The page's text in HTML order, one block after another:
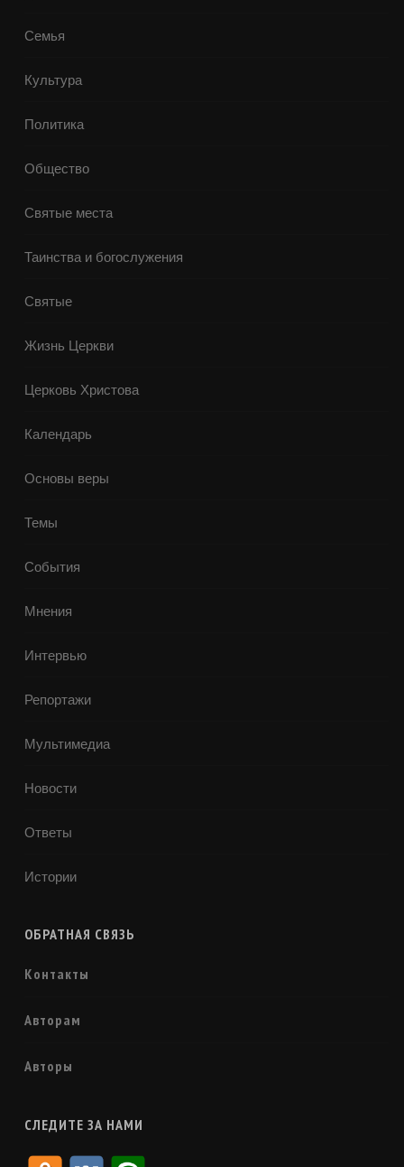
Семья
Культура
Политика
Общество
Святые места
Таинства и богослужения
Святые
Жизнь Церкви
Церковь Христова
Календарь
Основы веры
Темы
События
Мнения
Интервью
Репортажи
Мультимедиа
Новости
Ответы
Истории
ОБРАТНАЯ СВЯЗЬ
Контакты
Авторам
Авторы
СЛЕДИТЕ ЗА НАМИ